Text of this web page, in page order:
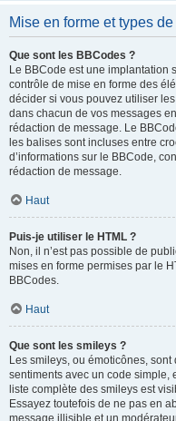
Mise en forme et types
Que sont les BBCodes ?
Le BBCode est une implantation
contrôle de mise en forme des
décider si vous pouvez utiliser
dans chacun de vos messages
rédaction de message. Le
les balises sont incluses entre
d’informations sur le BBCode,
rédaction de message.
Haut
Puis-je utiliser le HTML ?
Non, il n’est pas possible de
mises en forme permises par le
BBCodes.
Haut
Que sont les smileys ?
Les smileys, ou émoticônes,
sentiments avec un code simple,
liste complète des smileys est
Essayez toutefois de ne pas en
message illisible et un